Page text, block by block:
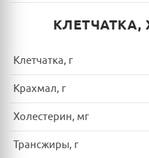
КЛЕТЧАТКА,
Клетчатка, г
Крахмал, г
Холестерин, мг
Трансжиры, г